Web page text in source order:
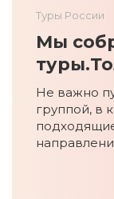
Туры России
Мы
туры.
Не важно
группой, в